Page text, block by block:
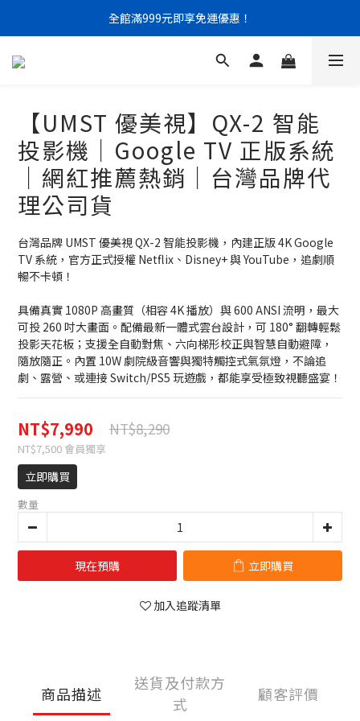
門市限定｜現金結帳不限金額 95 折
門市限定｜現金結帳不限金額 95 折
全館滿999元即享免運優惠！
【UMST 優美視】QX-2 智能
投影機｜Google TV 正版系統
｜網紅推薦熱銷｜台灣品牌代
理公司貨
台灣品牌 UMST 優美視 QX-2 智能投影機，內建正版 4K Google
TV 系統，官方正式授權 Netflix、Disney+ 與 YouTube，追劇順
暢不卡頓！
具備真實 1080P 高畫質（相容 4K 播放）與 600 ANSI 流明，最大
可投 260 吋大畫面。配備最新一體式雲台設計，可 180° 翻轉輕鬆
投影天花板；支援全自動對焦、六向梯形校正與智慧自動避障，
隨放隨正。內置 10W 劇院級音響與獨特觸控式氣氛燈，不論追
劇、露營、或連接 Switch/PS5 玩遊戲，都能享受極致視聽盛宴！
NT$7,990 NT$8,290
NT$7,500 會員獨享
立即購買
數量
現在預購 立即購買
加入追蹤清單
商品描述
送貨及付款方
式
顧客評價